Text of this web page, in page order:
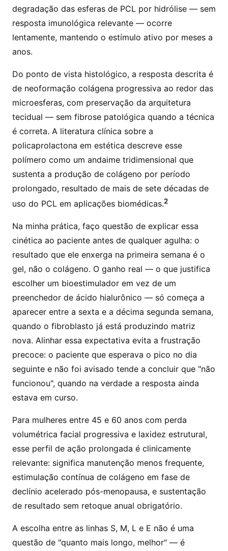
degradação das esferas de PCL por hidrólise — sem
resposta imunológica relevante — ocorre
lentamente, mantendo o estímulo ativo por meses a
anos.
Do ponto de vista histológico, a resposta descrita é
de neoformação colágena progressiva ao redor das
microesferas, com preservação da arquitetura
tecidual — sem fibrose patológica quando a técnica
é correta. A literatura clínica sobre a
policaprolactona em estética descreve esse
polímero como um andaime tridimensional que
sustenta a produção de colágeno por período
prolongado, resultado de mais de sete décadas de
uso do PCL em aplicações biomédicas.2
Na minha prática, faço questão de explicar essa
cinética ao paciente antes de qualquer agulha: o
resultado que ele enxerga na primeira semana é o
gel, não o colágeno. O ganho real — o que justifica
escolher um bioestimulador em vez de um
preenchedor de ácido hialurônico — só começa a
aparecer entre a sexta e a décima segunda semana,
quando o fibroblasto já está produzindo matriz
nova. Alinhar essa expectativa evita a frustração
precoce: o paciente que esperava o pico no dia
seguinte e não foi avisado tende a concluir que "não
funcionou", quando na verdade a resposta ainda
estava em curso.
Para mulheres entre 45 e 60 anos com perda
volumétrica facial progressiva e laxidez estrutural,
esse perfil de ação prolongada é clinicamente
relevante: significa manutenção menos frequente,
estimulação contínua de colágeno em fase de
declínio acelerado pós-menopausa, e sustentação
de resultado sem retoque anual obrigatório.
A escolha entre as linhas S, M, L e E não é uma
questão de "quanto mais longo, melhor" — é